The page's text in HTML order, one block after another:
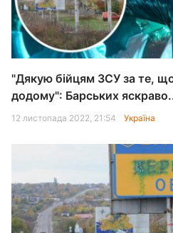
"Дякую бійцям ЗСУ за те,
додому": Барських
12 листопада 2022, 21:54 Україна